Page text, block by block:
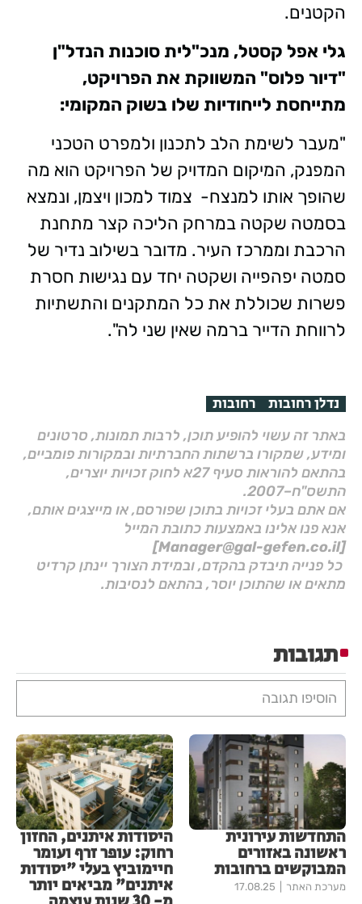
הקטנים.
גלי אפל קסטל, מנכ"לית סוכנות הנדל"ן
"דיור פלוס" המשווקת את הפרויקט,
מתייחסת לייחודיות שלו בשוק המקומי:
"מעבר לשימת הלב לתכנון ולמפרט הטכני
המפנק, המיקום המדויק של הפרויקט הוא מה
שהופך אותו למנצח- צמוד למכון ויצמן, ונמצא
בסמטה שקטה במרחק הליכה קצר מתחנת
הרכבת וממרכז העיר. מדובר בשילוב נדיר של
סמטה יפהפייה ושקטה יחד עם נגישות חסרת
פשרות שכוללת את כל המתקנים והתשתיות
לרווחת הדייר ברמה שאין שני לה".
נדלן רחובות רחובות
באתר זה עשוי להופיע תוכן, לרבות תמונות, סרטונים
ומידע, שמקורו ברשתות החברתיות ובמקורות פומביים,
בהתאם להוראות סעיף 27א לחוק זכויות יוצרים,
התשס"ח–2007.
אם אתם בעלי זכויות בתוכן שפורסם, או מייצגים אותם,
אנא פנו אלינו באמצעות כתובת המייל
[Manager@gal-gefen.co.il]
כל פנייה תיבדק בהקדם, ובמידת הצורך יינתן קרדיט
מתאים או שהתוכן יוסר, בהתאם לנסיבות.
תגובות
הוסיפו תגובה
התחדשות עירונית
ראשונה באזורים
המבוקשים ברחובות
מערכת האתר 17.08.25
היסודות איתנים, החזון
רחוק: עופר זרף ועומר
חיימוביץ בעלי "יסודות
איתנים" מביאים יותר